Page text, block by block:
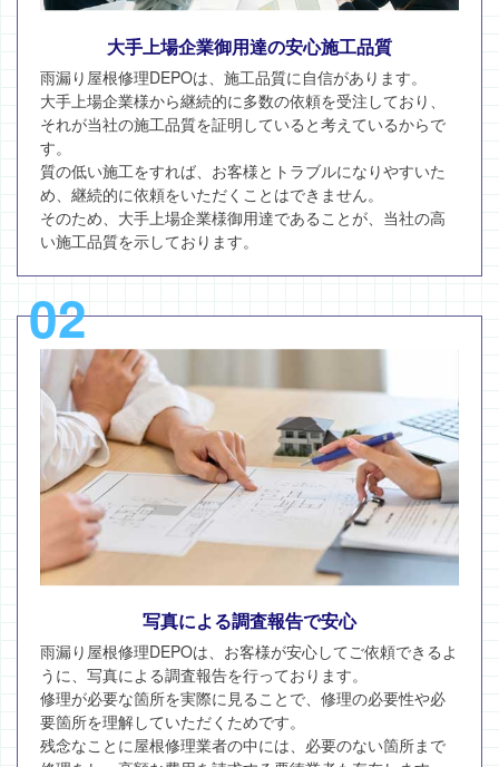
大手上場企業御用達の安心施工品質
雨漏り屋根修理DEPOは、施工品質に自信があります。
大手上場企業様から継続的に多数の依頼を受注しており、
それが当社の施工品質を証明していると考えているからで
す。
質の低い施工をすれば、お客様とトラブルになりやすいた
め、継続的に依頼をいただくことはできません。
そのため、大手上場企業様御用達であることが、当社の高
い施工品質を示しております。
02
写真による調査報告で安心
雨漏り屋根修理DEPOは、お客様が安心してご依頼できるよ
うに、写真による調査報告を行っております。
修理が必要な箇所を実際に見ることで、修理の必要性や必
要箇所を理解していただくためです。
残念なことに屋根修理業者の中には、必要のない箇所まで